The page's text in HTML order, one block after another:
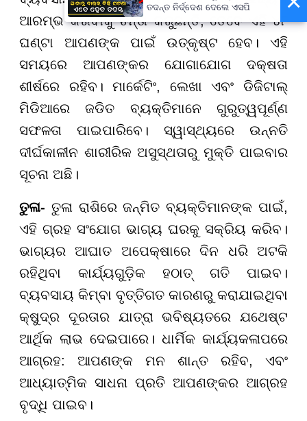
ଆରମ୍ଭ କରିବାକୁ ଚିନ୍ତା କରୁଛନ୍ତି, ତେବେ ଏହି ୪୮
ଘଣ୍ଟା ଆପଣଙ୍କ ପାଇଁ ଉତ୍କୃଷ୍ଟ ହେବ। ଏହି
ସମୟରେ ଆପଣଙ୍କର ଯୋଗାଯୋଗ ଦକ୍ଷତା
ଶୀର୍ଷରେ ରହିବ। ମାର୍କେଟିଂ, ଲେଖା ଏବଂ ଡିଜିଟାଲ୍
ମିଡିଆରେ ଜଡିତ ବ୍ୟକ୍ତିମାନେ ଗୁରୁତ୍ୱପୂର୍ଣ୍ଣ
ସଫଳତା ପାଇପାରିବେ। ସ୍ୱାସ୍ଥ୍ୟରେ ଉନ୍ନତି
ଦୀର୍ଘକାଳୀନ ଶାରୀରିକ ଅସୁସ୍ଥତାରୁ ମୁକ୍ତି ପାଇବାର
ସୂଚନା ଅଛି।
ତୁଳା- ତୁଳା ରାଶିରେ ଜନ୍ମିତ ବ୍ୟକ୍ତିମାନଙ୍କ ପାଇଁ,
ଏହି ଗ୍ରହ ସଂଯୋଗ ଭାଗ୍ୟ ଘରକୁ ସକ୍ରିୟ କରିବ।
ଭାଗ୍ୟର ଆଘାତ ଅପେକ୍ଷାରେ ଦିନ ଧରି ଅଟକି
ରହିଥିବା କାର୍ଯ୍ୟଗୁଡ଼ିକ ହଠାତ୍ ଗତି ପାଇବ।
ବ୍ୟବସାୟ କିମ୍ବା ବୃତ୍ତିଗତ କାରଣରୁ କରାଯାଇଥିବା
କ୍ଷୁଦ୍ର ଦୂରତାର ଯାତ୍ରା ଭବିଷ୍ୟତରେ ଯଥେଷ୍ଟ
ଆର୍ଥିକ ଲାଭ ଦେଇପାରେ। ଧାର୍ମିକ କାର୍ଯ୍ୟକଳାପରେ
ଆଗ୍ରହ: ଆପଣଙ୍କ ମନ ଶାନ୍ତ ରହିବ, ଏବଂ
ଆଧ୍ୟାତ୍ମିକ ସାଧନା ପ୍ରତି ଆପଣଙ୍କର ଆଗ୍ରହ
ବୃଦ୍ଧି ପାଇବ।
ତଦନ୍ତ ନିର୍ଦ୍ଦେଶ ଦେଲେ ଏସପି